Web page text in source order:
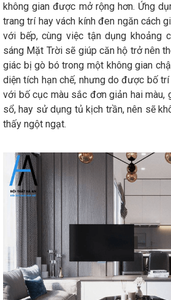
không gian được mở rộng hơn. Ứng
trang trí hay vách kính đen ngăn cách
với bếp, cùng việc tận dụng khoảng
sáng Mặt Trời sẽ giúp căn hộ trở nên
giác bị gò bó trong một không gian
diện tích hạn chế, nhưng do được bố
với bố cục màu sắc đơn giản hai
sổ, hay sử dụng tủ kịch trần, nên sẽ
thấy ngột ngạt.